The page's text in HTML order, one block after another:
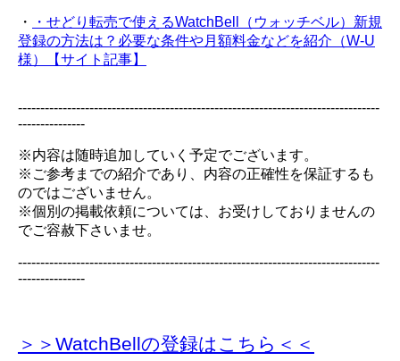
・
・せどり転売で使えるWatchBell（ウォッチベル）新規
登録の方法は？必要な条件や月額料金などを紹介（W-U
様）【サイト記事】
---------------------------------------------------------------------------------
---------------
※内容は随時追加していく予定でございます。
※ご参考までの紹介であり、内容の正確性を保証するも
のではございません。
※個別の掲載依頼については、お受けしておりませんの
でご容赦下さいませ。
---------------------------------------------------------------------------------
---------------
＞＞WatchBellの登録はこちら＜＜